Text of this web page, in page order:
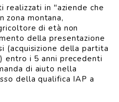
realizzati in "aziende che
zona montana,
di età non
della presentazione
(acquisizione della partita
entro i 5 anni precedenti
di aiuto nella
della qualifica IAP a